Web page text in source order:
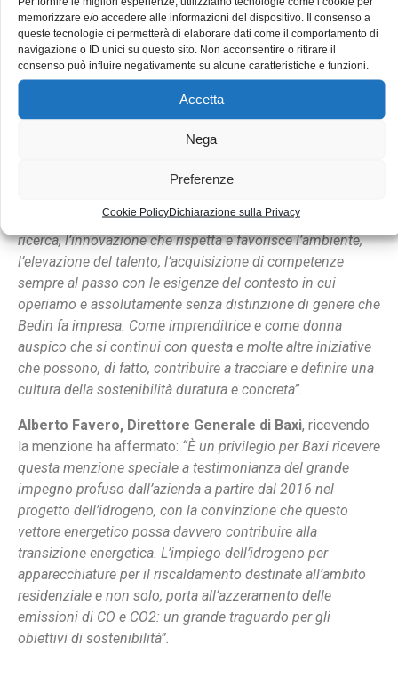
memorizzare e/o accedere alle informazioni del dispositivo. Il consenso a
queste tecnologie ci permetterà di elaborare dati come il comportamento di
navigazione o ID unici su questo sito. Non acconsentire o ritirare il
consenso può influire negativamente su alcune caratteristiche e funzioni.
Accetta
Nega
Preferenze
Cookie PolicyDichiarazione sulla Privacy
questo premio che considero un riconoscimento per tutte
le donne e gli uomini di Bedin. La scelta di partecipare a
Radici Future è stata dettata dalla forte analogia tra la
bontà del progetto e la filosofia aziendale. Una filosofia
che, in Bedin, non è stata abbracciata soltanto negli ultimi
anni e non è finalizzata a catturare visibilità e nuovi
mercati. Anzi, è frutto di un volere datato, permanente e
non significa possedere un bollino che arriva dopo un
qualità. È infatti attraverso il lavoro inteso come valore, la
ricerca, l’innovazione che rispetta e favorisce l’ambiente,
l’elevazione del talento, l’acquisizione di competenze
sempre al passo con le esigenze del contesto in cui
operiamo e assolutamente senza distinzione di genere che
Bedin fa impresa. Come imprenditrice e come donna
auspico che si continui con questa e molte altre iniziative
che possono, di fatto, contribuire a tracciare e definire una
cultura della sostenibilità duratura e concreta”.
Alberto Favero, Direttore Generale di Baxi, ricevendo
la menzione ha affermato: “È un privilegio per Baxi ricevere
questa menzione speciale a testimonianza del grande
impegno profuso dall’azienda a partire dal 2016 nel
progetto dell’idrogeno, con la convinzione che questo
vettore energetico possa davvero contribuire alla
transizione energetica. L’impiego dell’idrogeno per
apparecchiature per il riscaldamento destinate all’ambito
residenziale e non solo, porta all’azzeramento delle
emissioni di CO e CO2: un grande traguardo per gli
obiettivi di sostenibilità”.